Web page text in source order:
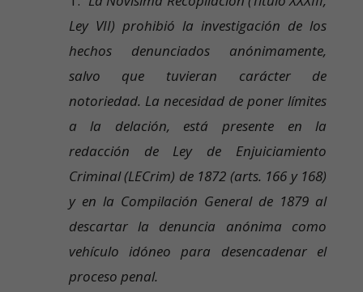
Ley VII) prohibió la investigación de los
hechos denunciados anónimamente,
salvo que tuvieran carácter de
notoriedad. La necesidad de poner límites
a la delación, está presente en la
redacción de Ley de Enjuiciamiento
Criminal (LECrim) de 1872 (arts. 166 y 168)
y en la Compilación General de 1879 al
descartar la denuncia anónima como
vehículo idóneo para desencadenar el
proceso penal.